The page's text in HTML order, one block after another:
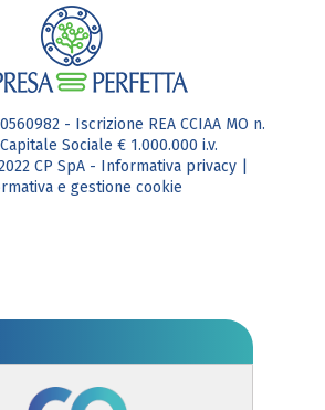
- Iscrizione REA CCIAA MO n.
Sociale € 1.000.000 i.v.
CP SpA - Informativa privacy|
e gestione cookie